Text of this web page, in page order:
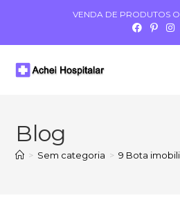
VENDA DE PRODUTOS
Blog
> Sem categoria > 9 Bota